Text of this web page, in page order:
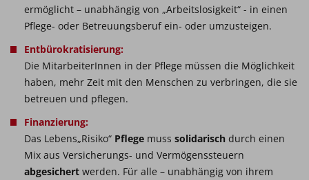
ermöglicht – unabhängig von „Arbeitslosigkeit“ - in einen
Pflege- oder Betreuungsberuf ein- oder umzusteigen.
Entbürokratisierung:
Die MitarbeiterInnen in der Pflege müssen die Möglichkeit
haben, mehr Zeit mit den Menschen zu verbringen, die sie
betreuen und pflegen.
Finanzierung:
Das Lebens„Risiko“ Pflege muss solidarisch durch einen
Mix aus Versicherungs- und Vermögenssteuern
abgesichert werden. Für alle – unabhängig von ihrem